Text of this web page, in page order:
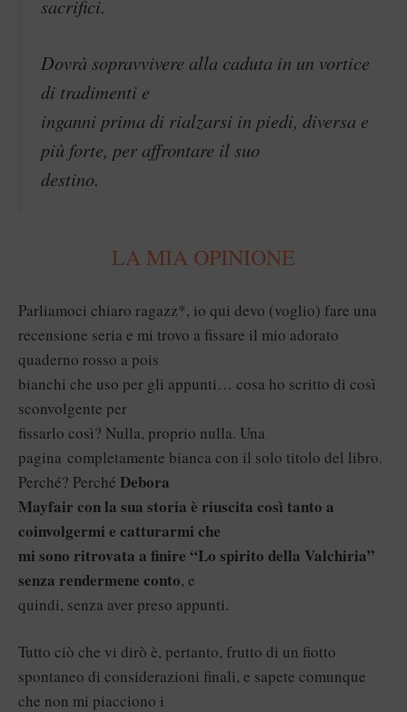
sacrifici.
Dovrà sopravvivere alla caduta in un vortice
di tradimenti e
inganni prima di rialzarsi in piedi, diversa e
più forte, per affrontare il suo
destino.
LA MIA OPINIONE
Parliamoci chiaro ragazz*, io qui devo (voglio) fare una
recensione seria e mi trovo a fissare il mio adorato
quaderno rosso a pois
bianchi che uso per gli appunti… cosa ho scritto di così
sconvolgente per
fissarlo così? Nulla, proprio nulla. Una
pagina completamente bianca con il solo titolo del libro.
Perché? Perché Debora
Mayfair con la sua storia è riuscita così tanto a
coinvolgermi e catturarmi che
mi sono ritrovata a finire “Lo spirito della Valchiria”
senza rendermene conto, e
quindi, senza aver preso appunti.
Tutto ciò che vi dirò è, pertanto, frutto di un fiotto
spontaneo di considerazioni finali, e sapete comunque
che non mi piacciono i